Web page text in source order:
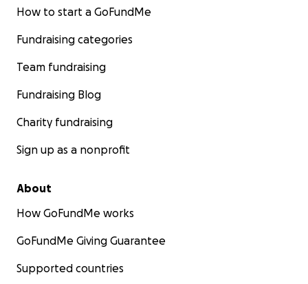
How to start a GoFundMe
Fundraising categories
Team fundraising
Fundraising Blog
Charity fundraising
Sign up as a nonprofit
About
How GoFundMe works
GoFundMe Giving Guarantee
Supported countries